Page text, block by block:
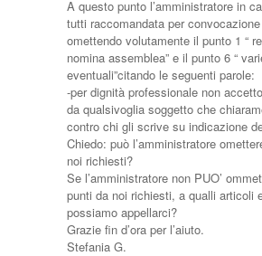
A questo punto l’amministratore in
tutti raccomandata per
omettendo volutamente il punto 1 “
nomina assemblea” e il punto 6 “
eventuali”citando le seguenti parole:
-per dignità professionale non
da qualsivoglia soggetto che
contro chi gli scrive su indicazione
Chiedo: può l’amministratore
noi richiesti?
Se l’amministratore non PUO’
punti da noi richiesti, a qualli articoli
possiamo appellarci?
Grazie fin d’ora per l’aiuto.
Stefania G.